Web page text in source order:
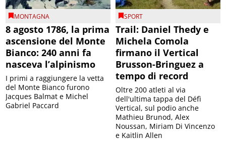
MONTAGNA
8 agosto 1786, la prima
ascensione del Monte
Bianco: 240 anni fa
nasceva l’alpinismo
I primi a raggiungere la vetta
del Monte Bianco furono
Jacques Balmat e Michel
Gabriel Paccard
SPORT
Trail: Daniel Thedy e
Michela Comola
firmano il Vertical
Brusson-Bringuez a
tempo di record
Oltre 200 atleti al via
dell'ultima tappa del Défì
Vertical, sul podio anche
Mathieu Brunod, Alex
Noussan, Miriam Di Vincenzo
e Kaitlin Allen